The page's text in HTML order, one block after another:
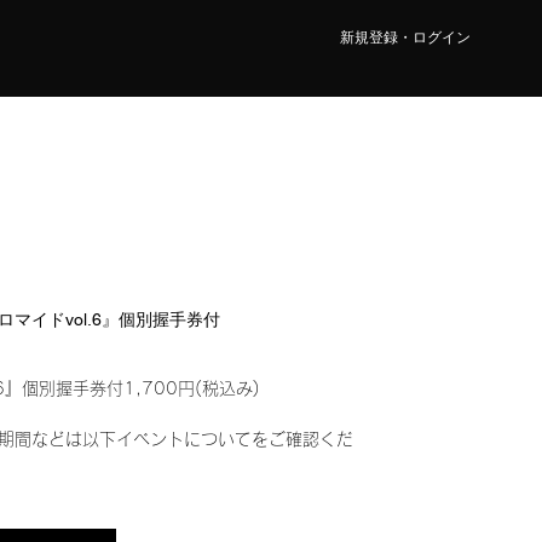
新規登録・ログイン
マイドvol.6』個別握手券付
』個別握手券付1,700円(税込み)
間などは以下イベントについてをご確認くだ